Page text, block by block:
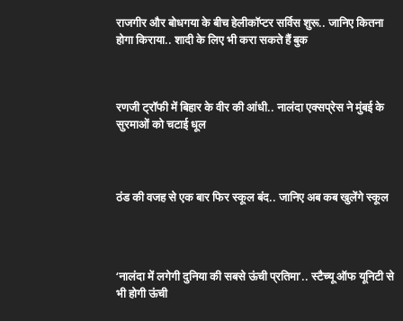
राजगीर और बोधगया के बीच हेलीकॉप्टर सर्विस शुरू.. जानिए कितना
होगा किराया.. शादी के लिए भी करा सकते हैं बुक
रणजी ट्रॉफी में बिहार के वीर की आंधी.. नालंदा एक्सप्रेस ने मुंबई के
सुरमाओं को चटाई धूल
ठंड की वजह से एक बार फिर स्कूल बंद.. जानिए अब कब खुलेंगे स्कूल
‘नालंदा में लगेगी दुनिया की सबसे ऊंची प्रतिमा’.. स्टैच्यू ऑफ यूनिटी से
भी होगी ऊंची